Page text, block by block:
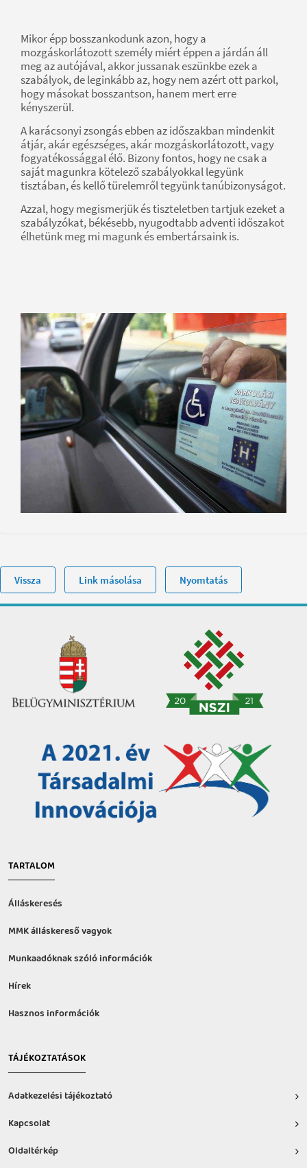
Mikor épp bosszankodunk azon, hogy a
mozgáskorlátozott személy miért éppen a járdán áll
meg az autójával, akkor jussanak eszünkbe ezek a
szabályok, de leginkább az, hogy nem azért ott parkol,
hogy másokat bosszantson, hanem mert erre
kényszerül.
A karácsonyi zsongás ebben az időszakban mindenkit
átjár, akár egészséges, akár mozgáskorlátozott, vagy
fogyatékossággal élő. Bizony fontos, hogy ne csak a
saját magunkra kötelező szabályokkal legyünk
tisztában, és kellő türelemről tegyünk tanúbizonyságot.
Azzal, hogy megismerjük és tiszteletben tartjuk ezeket a
szabályzókat, békésebb, nyugodtabb adventi időszakot
élhetünk meg mi magunk és embertársaink is.
Vissza Link másolása Nyomtatás
TARTALOM
Álláskeresés
MMK álláskereső vagyok
Munkaadóknak szóló információk
Hírek
Hasznos információk
TÁJÉKOZTATÁSOK
Adatkezelési tájékoztató
Kapcsolat
Oldaltérkép